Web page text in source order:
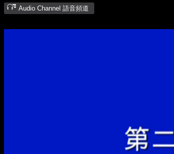
Audio Channel 語音頻道